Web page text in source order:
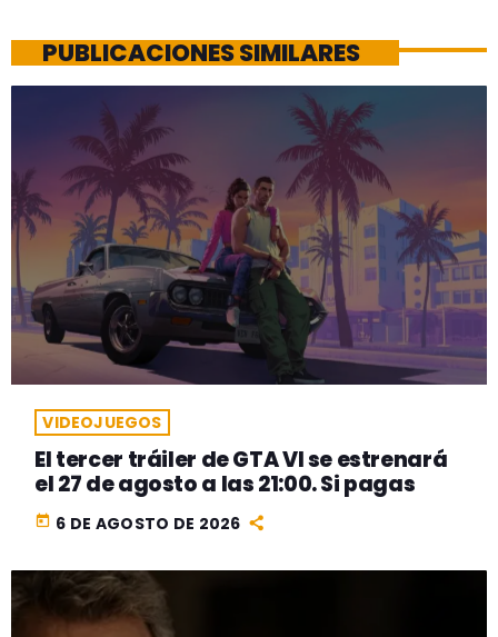
PUBLICACIONES SIMILARES
VIDEOJUEGOS
El tercer tráiler de GTA VI se estrenará
el 27 de agosto a las 21:00. Si pagas
today 6 DE AGOSTO DE 2026